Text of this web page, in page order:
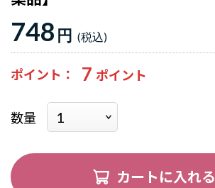
748 円
ポイント 7
数量
カートに入れる